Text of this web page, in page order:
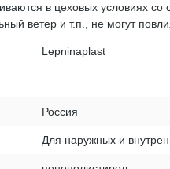
в цеховых условиях
ветер и т.п., не могут
Lepninaplast
Россия
Для наружных и